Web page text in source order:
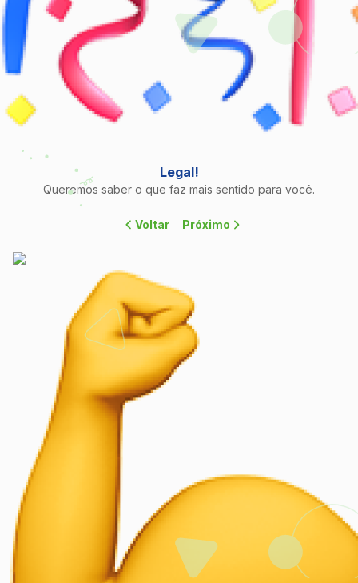
Legal!
Queremos saber o que faz mais sentido para você.
Voltar Próximo